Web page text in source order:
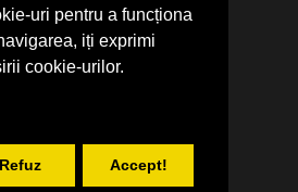
uri pentru a funcționa
iți exprimi
cookie-urilor.
Refuz Accept!